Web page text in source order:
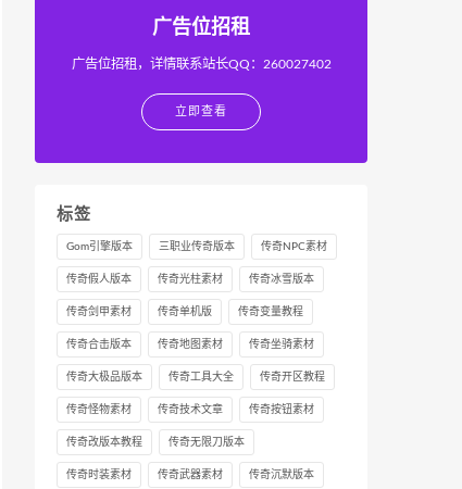
广告位招租
广告位招租，详情联系站长QQ：260027402
立即查看
标签
Gom引擎版本 三职业传奇版本 传奇NPC素材
传奇假人版本 传奇光柱素材 传奇冰雪版本
传奇剑甲素材 传奇单机版 传奇变量教程
传奇合击版本 传奇地图素材 传奇坐骑素材
传奇大极品版本 传奇工具大全 传奇开区教程
传奇怪物素材 传奇技术文章 传奇按钮素材
传奇改版本教程 传奇无限刀版本
传奇时装素材 传奇武器素材 传奇沉默版本